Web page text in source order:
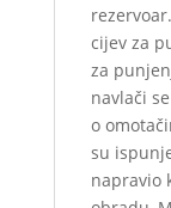
cijev za
za
navlači
o
su
napravio